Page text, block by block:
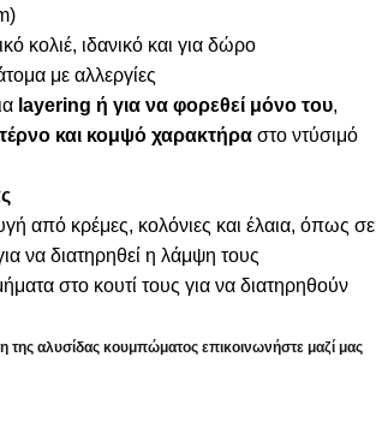
κολιέ, ιδανικό και για δώρο
με αλλεργίες
layering ή για να φορεθεί μόνο του,
και κομψό χαρακτήρα στο ντύσιμό
από κρέμες, κολόνιες και έλαια, όπως σε
να διατηρηθεί η λάμψη τους
στο κουτί τους για να διατηρηθούν
της αλυσίδας κουμπώματος επικοινωνήστε μαζί μας